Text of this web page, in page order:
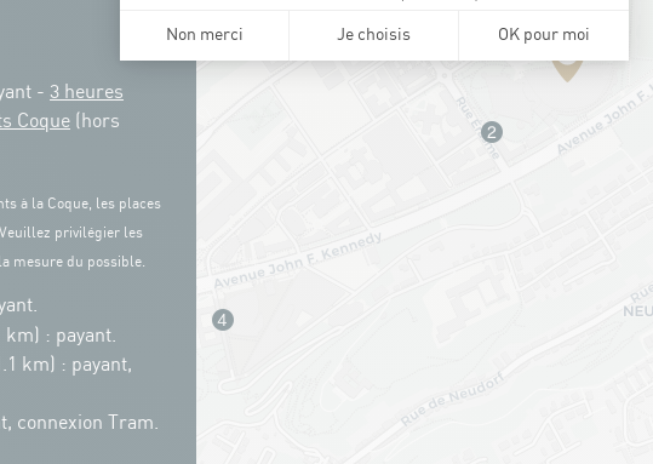
- 3 heures
Coque (hors
à la Coque, les places
privilégier les
mesure du possible.
: payant.
km) : payant,
connexion Tram.